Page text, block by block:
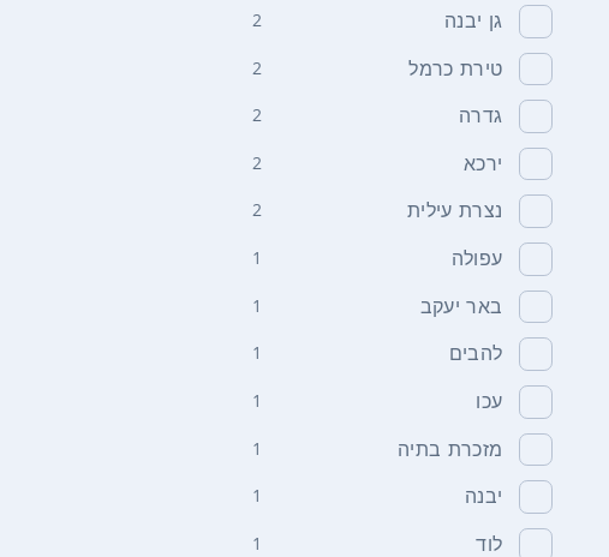
גן יבנה 2
טירת כרמל 2
גדרה 2
ירכא 2
נצרת עילית 2
עפולה 1
באר יעקב 1
להבים 1
עכו 1
מזכרת בתיה 1
יבנה 1
לוד 1